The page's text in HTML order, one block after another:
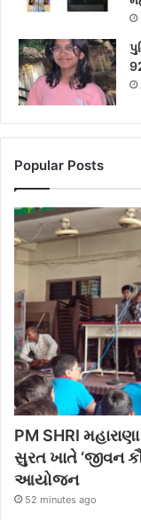
Popular Posts
PM SHRI
સુરત ખાતે ‘જીવન
આયોજન
52 minutes ago